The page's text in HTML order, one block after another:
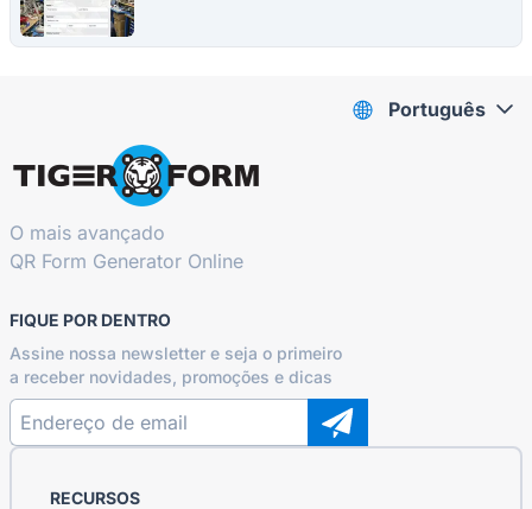
O mais avançado
QR Form Generator Online
FIQUE POR DENTRO
Assine nossa newsletter e seja o primeiro
a receber novidades, promoções e dicas
RECURSOS
Português